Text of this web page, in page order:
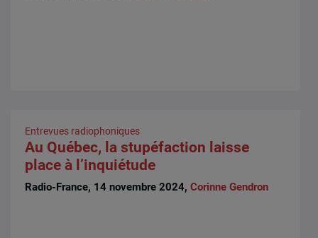
Entrevues radiophoniques
Au Québec, la stupéfaction laisse
place à l’inquiétude
Radio-France, 14 novembre 2024,Corinne Gendron